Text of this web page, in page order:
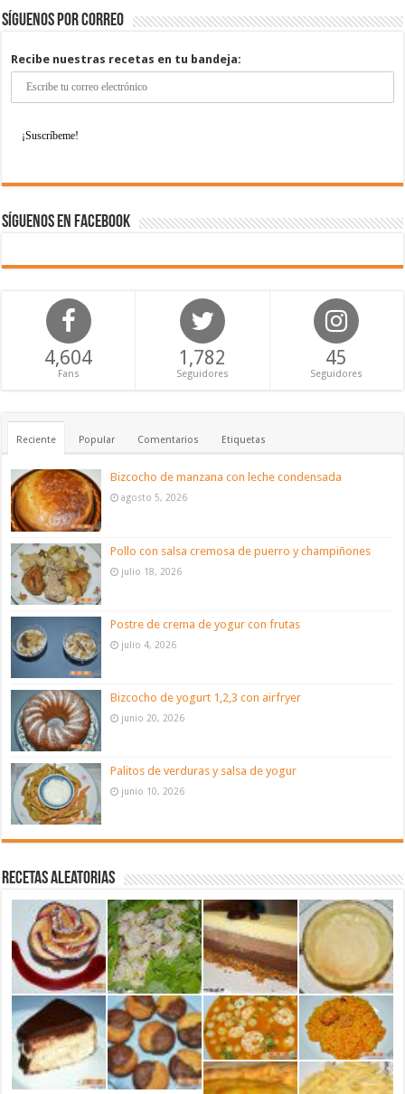
Síguenos por correo
Recibe nuestras recetas en tu bandeja:
Síguenos en Facebook
4,604
Fans
1,782
Seguidores
45
Seguidores
Reciente Popular Comentarios Etiquetas
Bizcocho de manzana con leche condensada
agosto 5, 2026
Pollo con salsa cremosa de puerro y champiñones
julio 18, 2026
Postre de crema de yogur con frutas
julio 4, 2026
Bizcocho de yogurt 1,2,3 con airfryer
junio 20, 2026
Palitos de verduras y salsa de yogur
junio 10, 2026
Recetas aleatorias